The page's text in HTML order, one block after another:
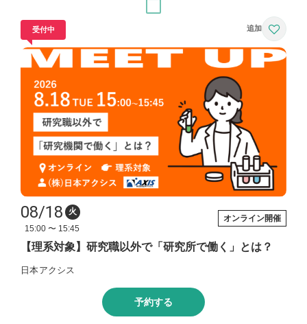
受付中
08/18
火
15:00 〜 15:45
オンライン開催
【理系対象】研究職以外で「研究所で働く」とは？
日本アクシス
予約する